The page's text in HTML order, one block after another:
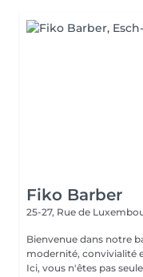
Fiko Barber
25-27, Rue de
Bienvenue dans notre barbershop Un
modernité, convivialité
Ici, vous n'êtes pas